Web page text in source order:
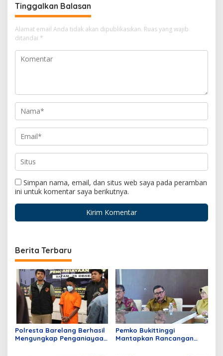
Tinggalkan Balasan
Alamat email Anda tidak akan dipublikasikan. Ruas yang wajib
ditandai *
Simpan nama, email, dan situs web saya pada peramban
ini untuk komentar saya berikutnya.
Berita Terbaru
Polresta Barelang Berhasil
Mengungkap Penganiayaan
Pemko Bukittinggi
Mantapkan Rancangan